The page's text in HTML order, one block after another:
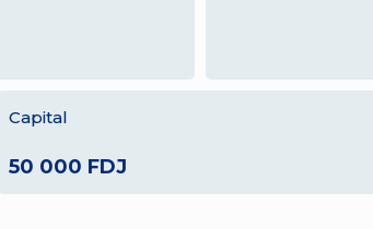
Capital
50 000 FDJ